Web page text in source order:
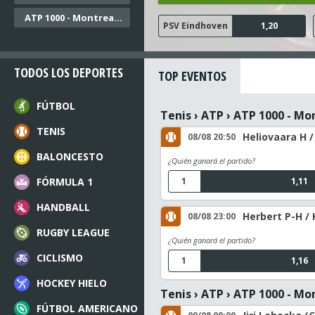
ATP 1000 - Montreal Dobles
1,20
PSV Eindhoven 4,30
Sparta Rotterdam 1,48
N.E.C. Nijmegen 1,58
Go Ahead Eagles 1,39
AZ Alkmaar
TODOS LOS DEPORTES
FÚTBOL
TENIS
BALONCESTO
FÓRMULA 1
HANDBALL
RUGBY LEAGUE
CICLISMO
HOCKEY HIELO
FÚTBOL AMERICANO
TOP EVENTOS
Tenis› ATP › ATP 1000 -
08/08 20:50 Heliovaara H
¿Quién ganará el partido?
1,11
1
08/08 23:00 Herbert P-H /
¿Quién ganará el partido?
1,16
1
Tenis› ATP › ATP 1000 -